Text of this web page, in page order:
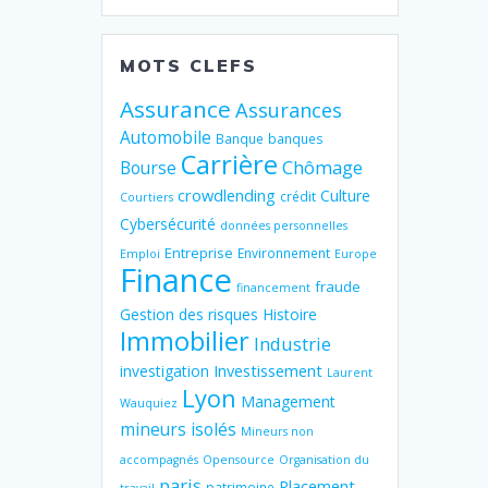
MOTS CLEFS
Assurance Assurances
Automobile Banque banques
Bourse Carrière Chômage
Courtiers crowdlending crédit Culture
Cybersécurité données personnelles
Emploi Entreprise Environnement Europe
Finance financement fraude
Gestion des risques Histoire
Immobilier Industrie
investigation Investissement Laurent
Wauquiez Lyon Management
mineurs isolés Mineurs non
accompagnés Opensource Organisation du